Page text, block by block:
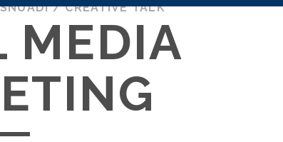
/CREATIVE TALK
MEDIA